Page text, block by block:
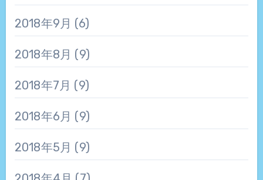
2018年9月 (6)
2018年8月 (9)
2018年7月 (9)
2018年6月 (9)
2018年5月 (9)